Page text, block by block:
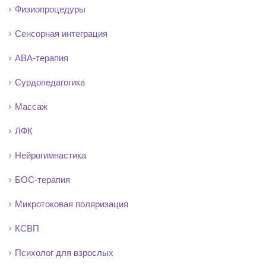
Физиопроцедуры
Сенсорная интеграция
АВА-терапия
Сурдопедагогика
Массаж
ЛФК
Нейрогимнастика
БОС-терапия
Микротоковая поляризация
КСВП
Психолог для взрослых